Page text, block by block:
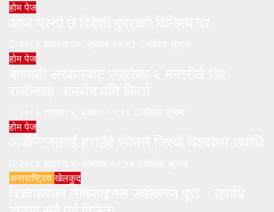
होम पेज
होम पेज
होम पेज
अन्तराष्ट्रियखेलकुद